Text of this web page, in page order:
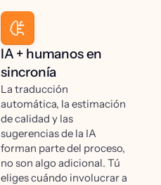
IA + humanos en
sincronía
La traducción
automática, la estimación
de calidad y las
sugerencias de la IA
forman parte del proceso,
no son algo adicional. Tú
eliges cuándo involucrar a